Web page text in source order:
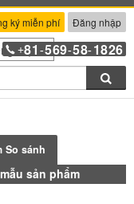
ký miễn phí Đăng nhập
Việt
+81 -569-58-1826
So sánh
sản phẩm